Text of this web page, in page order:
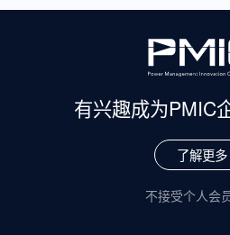
有兴趣成为PMIC
了解更多
不接受个人会